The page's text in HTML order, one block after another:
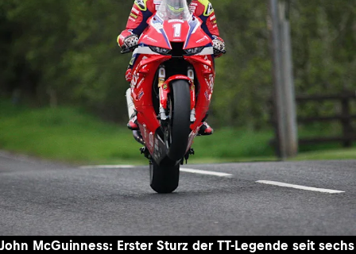
John McGuinness: Erster Sturz der TT-Legende seit sechs